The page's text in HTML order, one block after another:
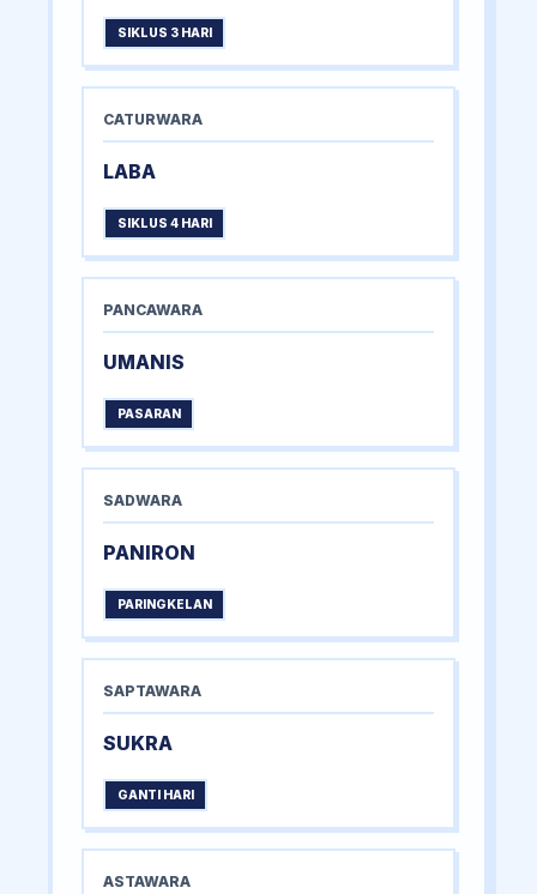
SIKLUS 3 HARI
CATURWARA
LABA
SIKLUS 4 HARI
PANCAWARA
UMANIS
PASARAN
SADWARA
PANIRON
PARINGKELAN
SAPTAWARA
SUKRA
GANTI HARI
ASTAWARA